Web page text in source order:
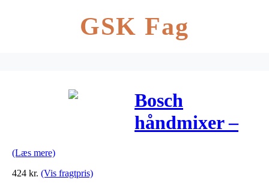
GSK Fag
Bosch
håndmixer –
(Læs mere)
424 kr. (Vis fragtpris)